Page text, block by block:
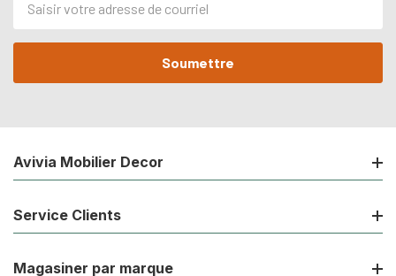
de
courriel
Avivia Mobilier Decor
Service Clients
Magasiner par marque